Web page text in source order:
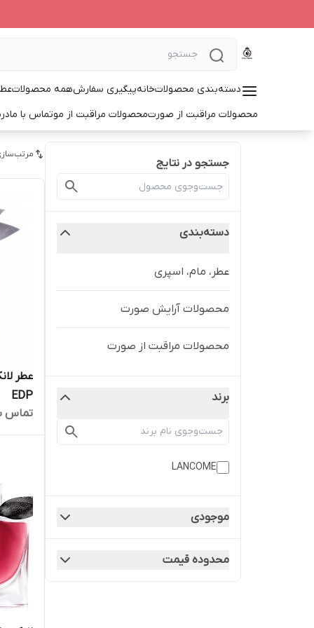
دسته‌بندی محصولاتخانهپیگیری سفارشهمه محصولات
محصولات مراقبت از صورتمحصولات مراقبت از موتماس با ما
جستجو در نتایج
دسته‌بندی
عطر، مام، اسپری
محصولات آرایش صورت
محصولات مراقبت از صورت
برند
LANCOME
موجودی
محدوده قیمت
EDP
تماس